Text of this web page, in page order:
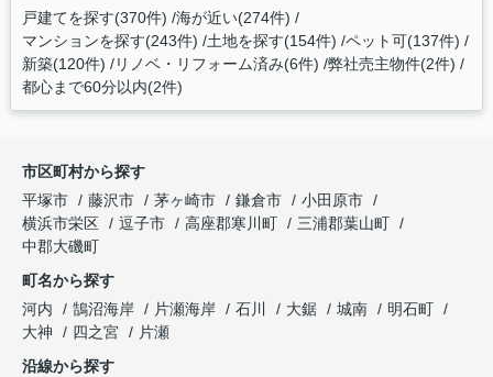
戸建てを探す(370件) 海が近い(274件)
マンションを探す(243件) 土地を探す(154件) ペット可(137件)
新築(120件) リノベ・リフォーム済み(6件) 弊社売主物件(2件)
都心まで60分以内(2件)
市区町村から探す
平塚市
藤沢市 茅ヶ崎市 鎌倉市
小田原市
横浜市栄区
逗子市 高座郡寒川町
三浦郡葉山町
中郡大磯町
町名から探す
河内
鵠沼海岸 片瀬海岸 石川 大鋸 城南
明石町
大神
四之宮
片瀬
沿線から探す